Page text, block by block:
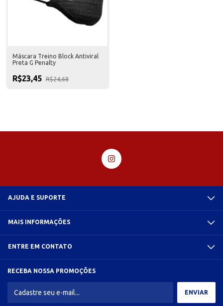
Máscara Treino Block Antiviral
Preta G Penalty
R$23,45 R$24,68
AJUDA E SUPORTE
MAIS INFORMAÇÕES
ENTRE EM CONTATO
RECEBA NOSSA PROMOÇÕES